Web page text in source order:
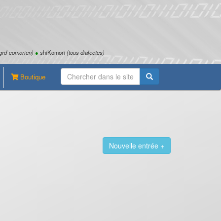
comorien) ● shiKomori (tous dialectes)
Boutique
Nouvelle entrée +